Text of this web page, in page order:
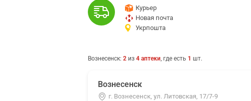
Курьер
Новая почта
Укрпошта
Вознесенск: 2 из 4 аптеки, где есть 1 шт.
Вознесенск
г. Вознесенск, ул. Литовская, 17/7-9